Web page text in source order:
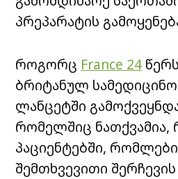
პრეპარატის
როგორც France 24
ბრიტანულ
ლანცეტში
რომელშიც ნათქვამია,
პაციენტებში,
შემთხვევითი